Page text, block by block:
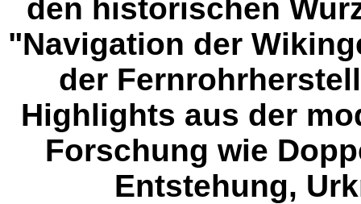
den historischen
"Navigation der
der
Highlights aus der
Forschung wie
Entstehung,